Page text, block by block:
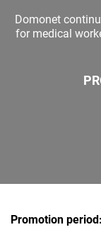
Domonet
for medical
Promotion period: